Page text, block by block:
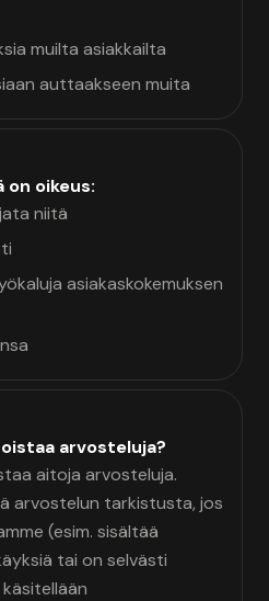
muilta asiakkailta
auttaakseen muita
on oikeus:
niitä
asiakaskokemuksen
arvosteluja?
aitoja arvosteluja.
arvostelun tarkistusta, jos
(esim. sisältää
tai on selvästi